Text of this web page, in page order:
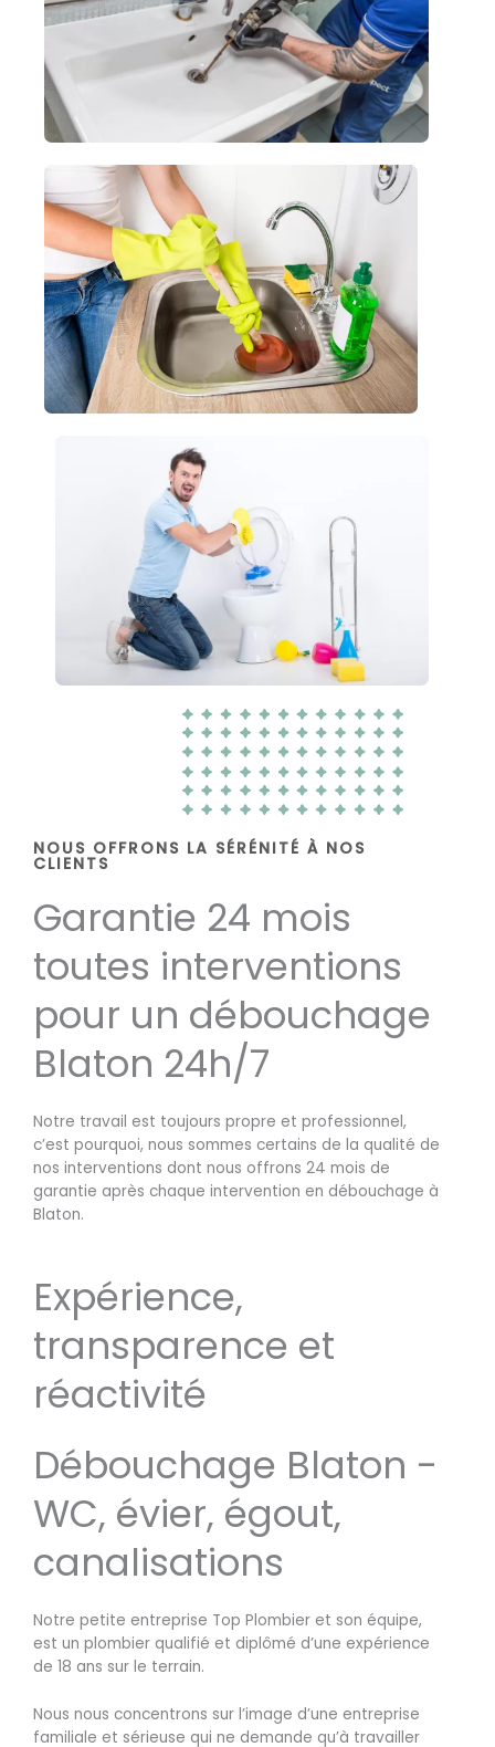
NOUS OFFRONS LA SÉRÉNITÉ À NOS
CLIENTS
Garantie 24 mois
toutes interventions
pour un débouchage
Blaton 24h/7
Notre travail est toujours propre et professionnel,
c’est pourquoi, nous sommes certains de la qualité de
nos interventions dont nous offrons 24 mois de
garantie après chaque intervention en débouchage à
Blaton.
Expérience,
transparence et
réactivité
Débouchage Blaton -
WC, évier, égout,
canalisations
Notre petite entreprise Top Plombier et son équipe,
est un plombier qualifié et diplômé d’une expérience
de 18 ans sur le terrain.
Nous nous concentrons sur l’image d’une entreprise
familiale et sérieuse qui ne demande qu’à travailler